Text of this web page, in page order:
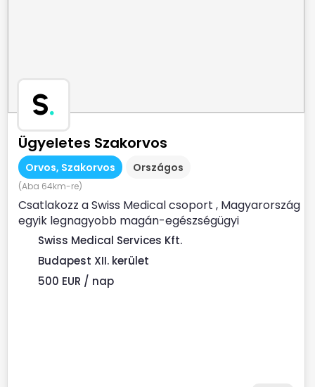
S.
Ügyeletes Szakorvos
Orvos, Szakorvos Országos
(Aba 64km-re)
Csatlakozz a Swiss Medical csoport , Magyarország
egyik legnagyobb magán-egészségügyi
szolgáltatójához ...
Swiss Medical Services Kft.
Budapest XII. kerület
500 EUR / nap